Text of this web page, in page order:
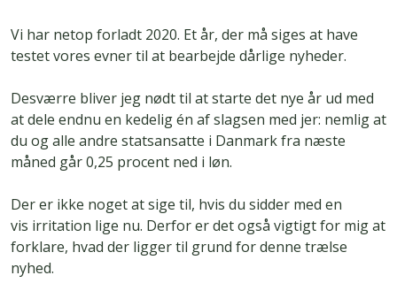
Vi har netop forladt 2020. Et år, der må siges at have
testet vores evner til at bearbejde dårlige nyheder.
Desværre bliver jeg nødt til at starte det nye år ud med
at dele endnu en kedelig én af slagsen med jer: nemlig at
du og alle andre statsansatte i Danmark fra næste
måned går 0,25 procent ned i løn.
Der er ikke noget at sige til, hvis du sidder med en
vis irritation lige nu. Derfor er det også vigtigt for mig at
forklare, hvad der ligger til grund for denne trælse
nyhed.